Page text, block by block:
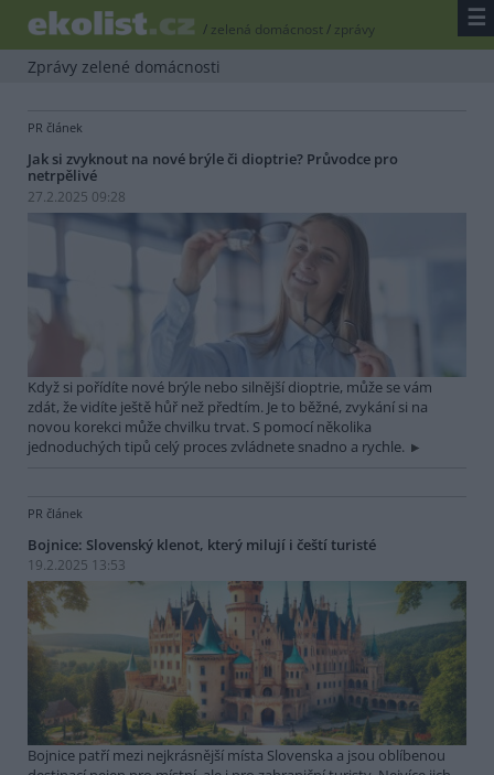
/ zelená domácnost/ zprávy ☰
Zprávy zelené domácnosti
PR článek
Jak si zvyknout na nové brýle či dioptrie? Průvodce pro
netrpělivé
27.2.2025 09:28
Když si pořídíte nové brýle nebo silnější dioptrie, může se vám
zdát, že vidíte ještě hůř než předtím. Je to běžné, zvykání si na
novou korekci může chvilku trvat. S pomocí několika
jednoduchých tipů celý proces zvládnete snadno a rychle.
PR článek
Bojnice: Slovenský klenot, který milují i čeští turisté
19.2.2025 13:53
Bojnice patří mezi nejkrásnější místa Slovenska a jsou oblíbenou